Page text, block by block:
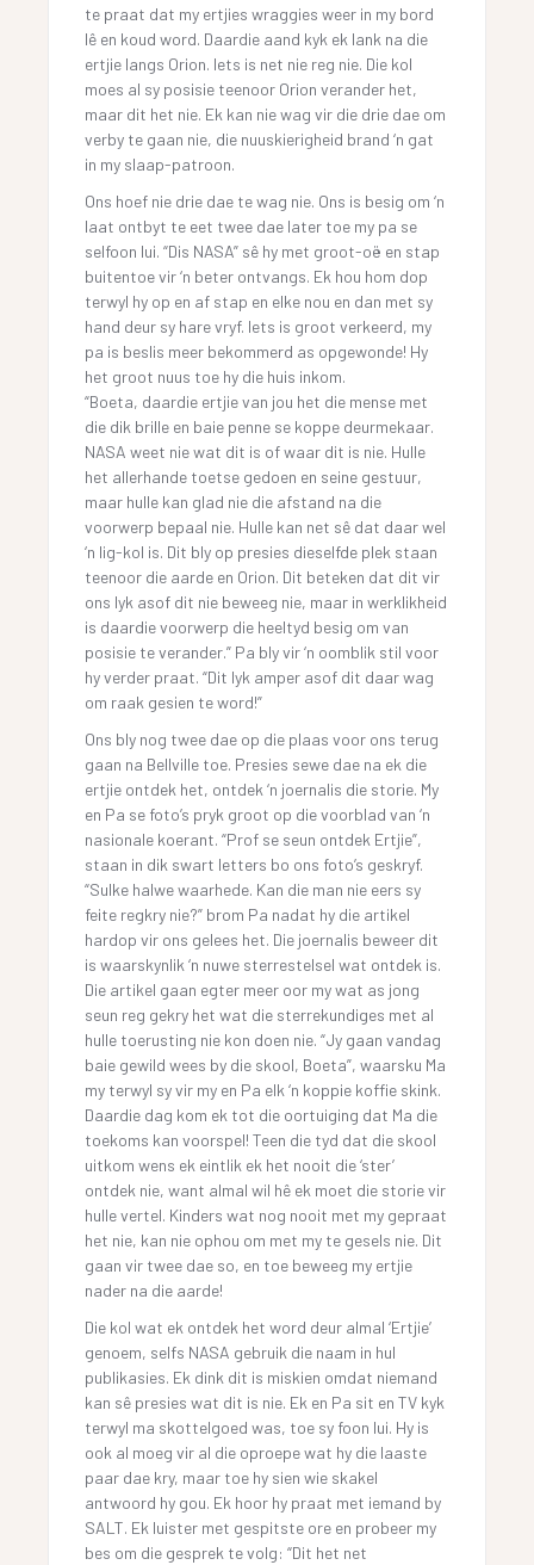
te praat dat my ertjies wraggies weer in my bord
lê en koud word. Daardie aand kyk ek lank na die
ertjie langs Orion. Iets is net nie reg nie. Die kol
moes al sy posisie teenoor Orion verander het,
maar dit het nie. Ek kan nie wag vir die drie dae om
verby te gaan nie, die nuuskierigheid brand ‘n gat
in my slaap-patroon.
Ons hoef nie drie dae te wag nie. Ons is besig om ‘n
laat ontbyt te eet twee dae later toe my pa se
selfoon lui. “Dis NASA” sê hy met groot-oë en stap
buitentoe vir ‘n beter ontvangs. Ek hou hom dop
terwyl hy op en af stap en elke nou en dan met sy
hand deur sy hare vryf. Iets is groot verkeerd, my
pa is beslis meer bekommerd as opgewonde! Hy
het groot nuus toe hy die huis inkom.
“Boeta, daardie ertjie van jou het die mense met
die dik brille en baie penne se koppe deurmekaar.
NASA weet nie wat dit is of waar dit is nie. Hulle
het allerhande toetse gedoen en seine gestuur,
maar hulle kan glad nie die afstand na die
voorwerp bepaal nie. Hulle kan net sê dat daar wel
‘n lig-kol is. Dit bly op presies dieselfde plek staan
teenoor die aarde en Orion. Dit beteken dat dit vir
ons lyk asof dit nie beweeg nie, maar in werklikheid
is daardie voorwerp die heeltyd besig om van
posisie te verander.” Pa bly vir ‘n oomblik stil voor
hy verder praat. “Dit lyk amper asof dit daar wag
om raak gesien te word!”
Ons bly nog twee dae op die plaas voor ons terug
gaan na Bellville toe. Presies sewe dae na ek die
ertjie ontdek het, ontdek ‘n joernalis die storie. My
en Pa se foto’s pryk groot op die voorblad van ‘n
nasionale koerant. “Prof se seun ontdek Ertjie”,
staan in dik swart letters bo ons foto’s geskryf.
“Sulke halwe waarhede. Kan die man nie eers sy
feite regkry nie?” brom Pa nadat hy die artikel
hardop vir ons gelees het. Die joernalis beweer dit
is waarskynlik ‘n nuwe sterrestelsel wat ontdek is.
Die artikel gaan egter meer oor my wat as jong
seun reg gekry het wat die sterrekundiges met al
hulle toerusting nie kon doen nie. “Jy gaan vandag
baie gewild wees by die skool, Boeta”, waarsku Ma
my terwyl sy vir my en Pa elk ‘n koppie koffie skink.
Daardie dag kom ek tot die oortuiging dat Ma die
toekoms kan voorspel! Teen die tyd dat die skool
uitkom wens ek eintlik ek het nooit die ‘ster’
ontdek nie, want almal wil hê ek moet die storie vir
hulle vertel. Kinders wat nog nooit met my gepraat
het nie, kan nie ophou om met my te gesels nie. Dit
gaan vir twee dae so, en toe beweeg my ertjie
nader na die aarde!
Die kol wat ek ontdek het word deur almal ‘Ertjie’
genoem, selfs NASA gebruik die naam in hul
publikasies. Ek dink dit is miskien omdat niemand
kan sê presies wat dit is nie. Ek en Pa sit en TV kyk
terwyl ma skottelgoed was, toe sy foon lui. Hy is
ook al moeg vir al die oproepe wat hy die laaste
paar dae kry, maar toe hy sien wie skakel
antwoord hy gou. Ek hoor hy praat met iemand by
SALT. Ek luister met gespitste ore en probeer my
bes om die gesprek te volg: “Dit het net